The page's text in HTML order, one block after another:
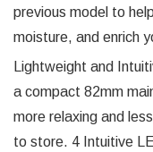
previous model to
moisture, and enrich
Lightweight and
a compact 82mm
more relaxing and
to store. 4 Intuitive